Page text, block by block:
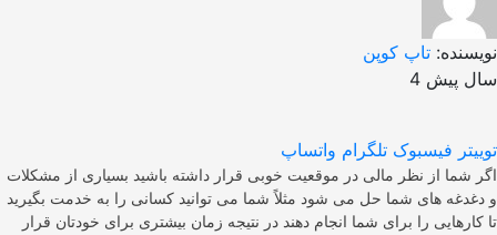
نویسنده: تاپ کوپن
4 سال پیش
توییتر فیسبوک تلگرام واتساپ
اگر شما از نظر مالی در موقعیت خوبی قرار داشته باشید بسیاری از مشکلات
و دغدغه های شما حل می شود مثلاً شما می توانید کسانی را به خدمت بگیرید
تا کارهایی را برای شما انجام دهند در نتیجه زمان بیشتری برای خودتان قرار